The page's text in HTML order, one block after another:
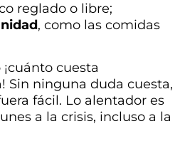
reglado o libre;
, como las comidas
cuesta
Sin ninguna duda cuesta,
fácil. Lo alentador es
a la crisis, incluso a la